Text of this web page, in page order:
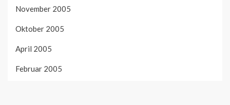
November 2005
Oktober 2005
April 2005
Februar 2005